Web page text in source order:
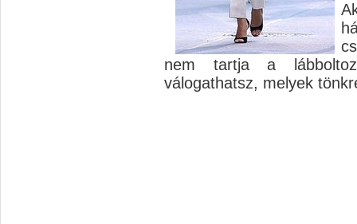
nem tartja a
válogathatsz, melyek